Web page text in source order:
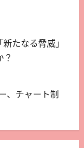
たなる脅威」
、チャート制